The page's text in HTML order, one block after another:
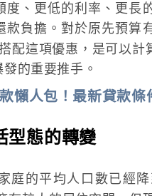
度、更低的利率、更長
款負擔。對於原先預算
搭配這項優惠，是可以計
的重要推手。
懶人包！最新貸款
型態的轉變
庭的平均人口數已經